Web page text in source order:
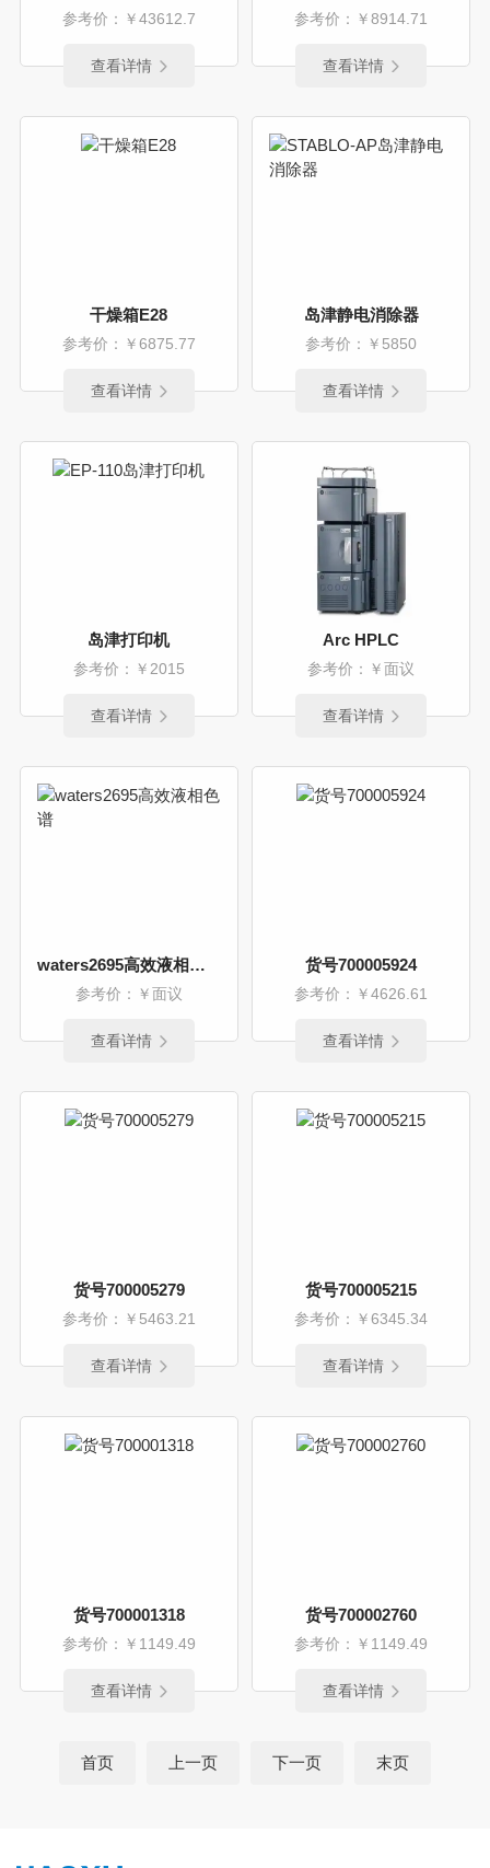
参考价：￥43612.7
查看详情
参考价：￥8914.71
查看详情
干燥箱E28
参考价：￥6875.77
查看详情
岛津静电消除器
参考价：￥5850
查看详情
岛津打印机
参考价：￥2015
查看详情
Arc HPLC
参考价：￥面议
查看详情
waters2695高效液相色谱
参考价：￥面议
查看详情
货号700005924
参考价：￥4626.61
查看详情
货号700005279
参考价：￥5463.21
查看详情
货号700005215
参考价：￥6345.34
查看详情
货号700001318
参考价：￥1149.49
查看详情
货号700002760
参考价：￥1149.49
查看详情
首页 上一页 下一页 末页